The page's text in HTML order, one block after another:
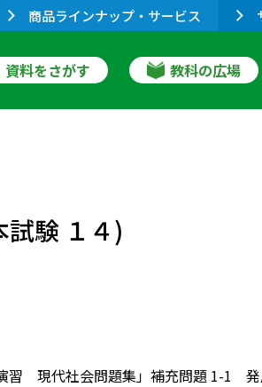
商品ラインナップ・サービス
資料をさがす 教科の広場
験 １４)
習 現代社会問題集」補充問題 1-1